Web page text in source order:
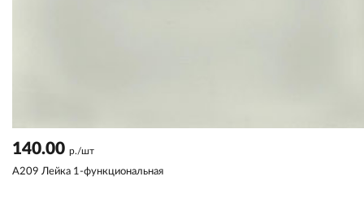
140.00 р./шт
A209 Лейка 1-функциональная